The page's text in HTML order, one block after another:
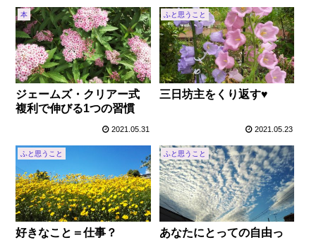
本
ジェームズ・クリアー式
複利で伸びる1つの習慣
2021.05.31
ふと思うこと
三日坊主をくり返す♥
2021.05.23
ふと思うこと
好きなこと＝仕事？
ふと思うこと
あなたにとっての自由っ